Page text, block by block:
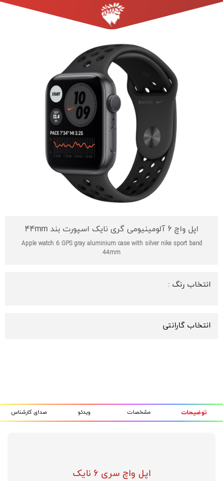
اپل واچ 6 آلومینیومی گری نایک اسپورت بند 44mm
Apple watch 6 GPS gray aluminium case with silver nike sport band
44mm
انتخاب رنگ :
انتخاب گارانتی
توضیحات مشخصات ویدئو صدای کارشناس
اپل واچ سری 6 نایک